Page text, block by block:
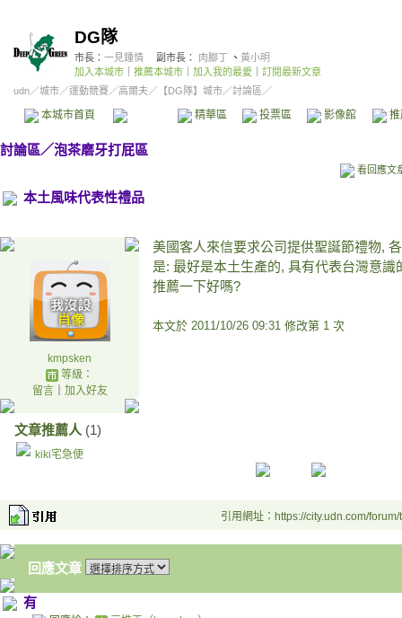
DG隊
市長： 一見鍾情 副市長： 肉腳丁 、 黃小明
加入本城市
推薦本城市 加入我的最愛
訂閱最新文章
udn／城市／運動競賽／高爾夫／ 【DG隊】城市／討論區／
本城市首頁 精華區 投票區 影像館
討論區／泡茶磨牙打屁區
看回應文
本土風味代表性禮品
kmpsken
等級：
留言｜ 加入好友
文章推薦人 (1)
kiki宅急便
美國客人來信要求公司提供聖誕節禮物,
是: 最好是本土生產的, 具有代表台灣意
推薦一下好嗎?
本文於 2011/10/26 09:31 修改第 1 次
引用網址：https://city.udn.com/
回應文章
有